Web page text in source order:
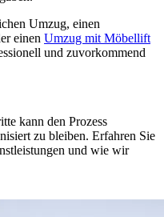
Umzug, einen
einen Umzug mit Möbellift
und zuvorkommend
kann den Prozess
zu bleiben. Erfahren Sie
und wie wir